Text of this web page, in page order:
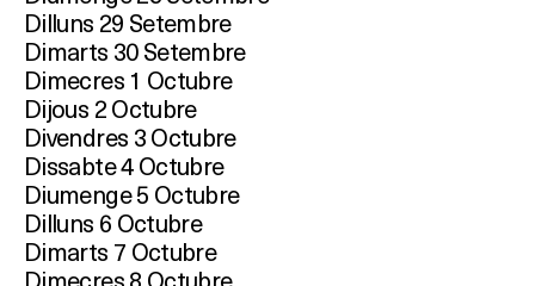
Dilluns 29 Setembre
Dimarts 30 Setembre
Dimecres 1 Octubre
Dijous 2 Octubre
Divendres 3 Octubre
Dissabte 4 Octubre
Diumenge 5 Octubre
Dilluns 6 Octubre
Dimarts 7 Octubre
Dimecres 8 Octubre